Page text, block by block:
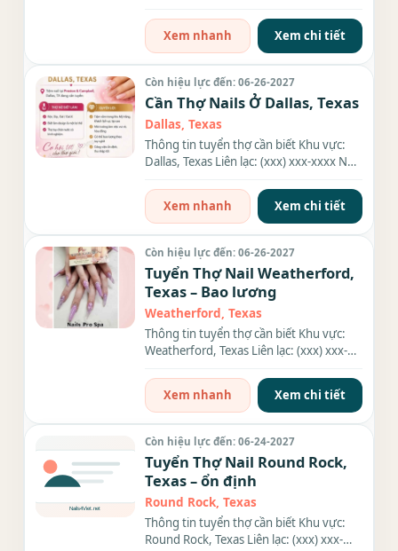
Xem nhanh
Xem chi tiết
Còn hiệu lực đến: 06-26-2027
Cần Thợ Nails Ở Dallas, Texas
Dallas, Texas
Thông tin tuyển thợ cần biết Khu vực:
Dallas, Texas Liên lạc: (xxx) xxx-xxxx Nhu
Xem nhanh
Xem chi tiết
Còn hiệu lực đến: 06-26-2027
Tuyển Thợ Nail Weatherford,
Texas – Bao lương
Weatherford, Texas
Thông tin tuyển thợ cần biết Khu vực:
Weatherford, Texas Liên lạc: (xxx) xxx-
Xem nhanh
Xem chi tiết
Còn hiệu lực đến: 06-24-2027
Tuyển Thợ Nail Round Rock,
Texas – ổn định
Round Rock, Texas
Thông tin tuyển thợ cần biết Khu vực:
Round Rock, Texas Liên lạc: (xxx) xxx-